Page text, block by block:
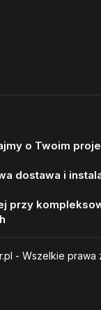
o Twoim
dostawa i
przy
- Wszelkie prawa